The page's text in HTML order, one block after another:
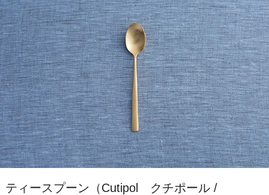
ティースプーン（Cutipol クチポール /